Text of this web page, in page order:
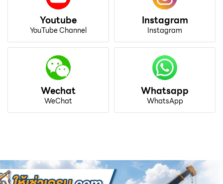
Youtube
YouTube Channel
Instagram
Instagram
Wechat
WeChat
Whatsapp
WhatsApp